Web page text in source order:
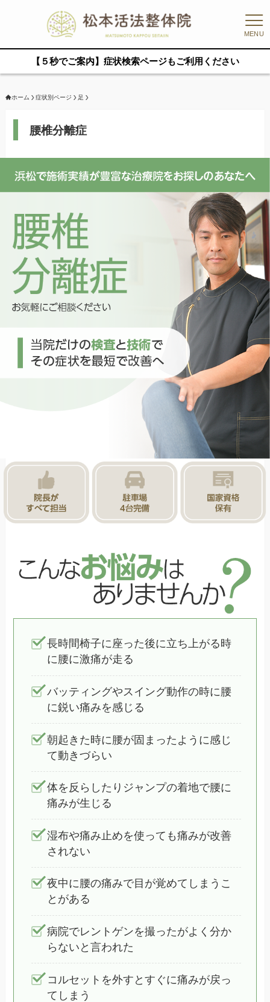
MENU
【５秒でご案内】症状検索ページもご利用ください
ホーム 症状別ページ 足
腰椎分離症
長時間椅子に座った後に立ち上がる時
に腰に激痛が走る
バッティングやスイング動作の時に腰
に鋭い痛みを感じる
朝起きた時に腰が固まったように感じ
て動きづらい
体を反らしたりジャンプの着地で腰に
痛みが生じる
湿布や痛み止めを使っても痛みが改善
されない
夜中に腰の痛みで目が覚めてしまうこ
とがある
病院でレントゲンを撮ったがよく分か
らないと言われた
コルセットを外すとすぐに痛みが戻っ
てしまう